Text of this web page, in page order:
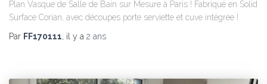
Plan Vasque de Salle de Bain sur Mesure à Paris ! Fabriqué en Solid
Surface Corian, avec découpes porte serviette et cuve intégrée !
Par FF170111, il y a 2 ans